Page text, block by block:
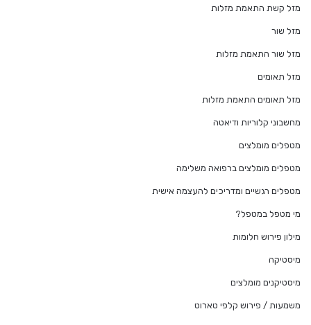
מזל קשת התאמת מזלות
מזל שור
מזל שור התאמת מזלות
מזל תאומים
מזל תאומים התאמת מזלות
מחשבוני קלוריות ודיאטה
מטפלים מומלצים
מטפלים מומלצים ברפואה משלימה
מטפלים רגשיים ומדריכים להעצמה אישית
מי מטפל במטפל?
מילון פירוש חלומות
מיסטיקה
מיסטיקנים מומלצים
משמעות / פירוש קלפי טארוט